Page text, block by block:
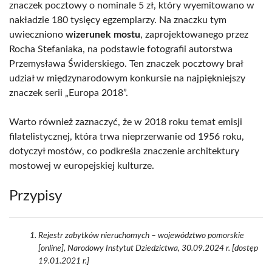
znaczek pocztowy o nominale 5 zł, który wyemitowano w
nakładzie 180 tysięcy egzemplarzy. Na znaczku tym
uwieczniono wizerunek mostu, zaprojektowanego przez
Rocha Stefaniaka, na podstawie fotografii autorstwa
Przemysława Świderskiego. Ten znaczek pocztowy brał
udział w międzynarodowym konkursie na najpiękniejszy
znaczek serii „Europa 2018”.
Warto również zaznaczyć, że w 2018 roku temat emisji
filatelistycznej, która trwa nieprzerwanie od 1956 roku,
dotyczył mostów, co podkreśla znaczenie architektury
mostowej w europejskiej kulturze.
Przypisy
Rejestr zabytków nieruchomych – województwo pomorskie
[online], Narodowy Instytut Dziedzictwa, 30.09.2024 r. [dostęp
19.01.2021 r.]